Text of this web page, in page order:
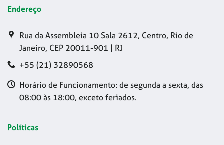
Endereço
Rua da Assembleia 10 Sala 2612, Centro, Rio de
Janeiro, CEP 20011-901 | RJ
+55 (21) 32890568
Horário de Funcionamento: de segunda a sexta, das
08:00 às 18:00, exceto feriados.
Políticas